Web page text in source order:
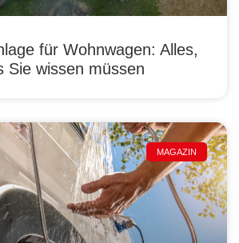
für Wohnwagen: Alles,
Sie wissen müssen
MAGAZIN